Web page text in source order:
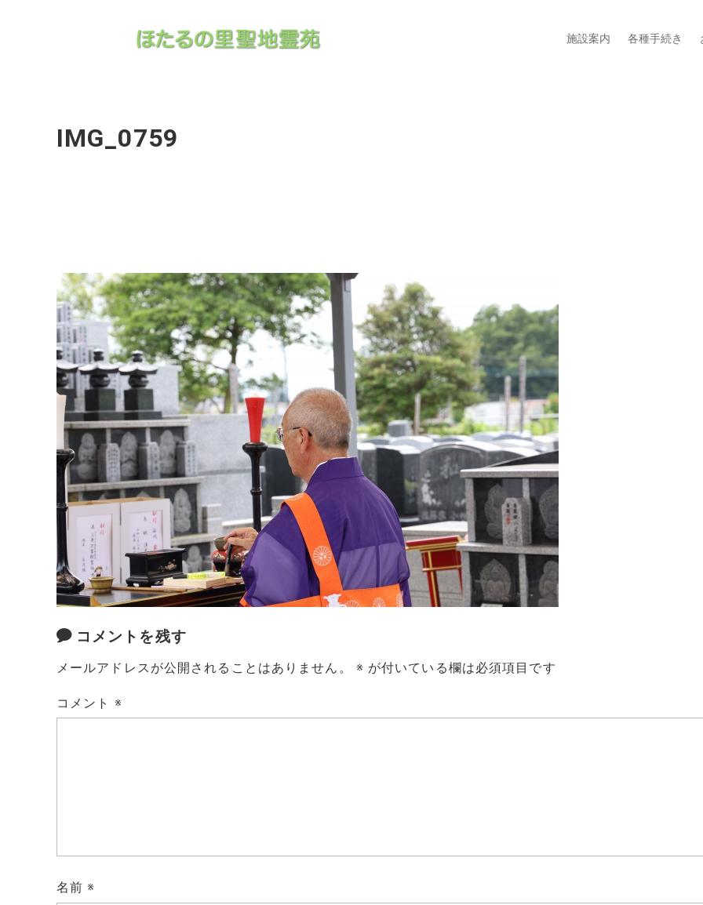
施設案内 各種手続き
IMG_0759
コメントを残す
メールアドレスが公開されることはありません。 ※ が付いている欄は必須項目です
コメント ※
名前※